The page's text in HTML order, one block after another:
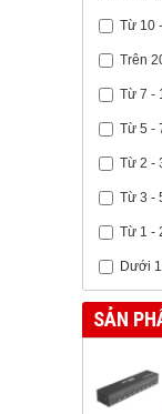
Từ 10
Trên
Từ 7 -
Từ 5 -
Từ 2 -
Từ 3 -
Từ 1 -
Dưới
SẢN